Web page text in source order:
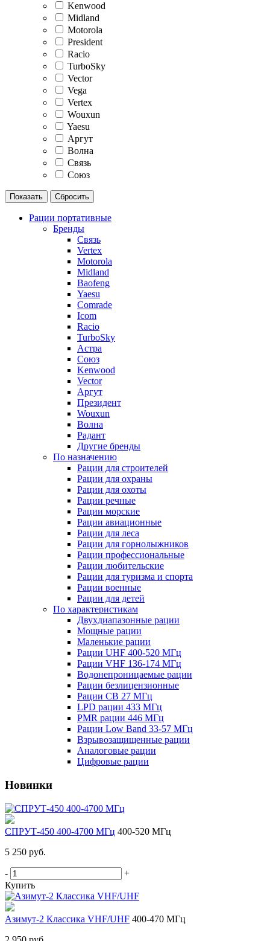
Kenwood
Midland
Motorola
President
Racio
TurboSky
Vector
Vega
Vertex
Wouxun
Yaesu
Аргут
Волна
Связь
Союз
Рации портативные
Бренды
Связь
Vertex
Motorola
Midland
Baofeng
Yaesu
Comrade
Icom
Racio
TurboSky
Астра
Союз
Kenwood
Vector
Аргут
Президент
Wouxun
Волна
Радант
Другие бренды
По назначению
Рации для строителей
Рации для охраны
Рации для охоты
Рации речные
Рации морские
Рации авиационные
Рации для леса
Рации для горнолыжников
Рации профессиональные
Рации любительские
Рации для туризма и спорта
Рации военные
Рации для детей
По характеристикам
Двухдиапазонные рации
Мощные рации
Маленькие рации
Рации UHF 400-520 МГц
Рации VHF 136-174 МГц
Водонепроницаемые рации
Рации безлицензионные
Рации CB 27 МГц
LPD рации 433 МГц
PMR рации 446 МГц
Рации Low Band 33-57 МГц
Взрывозащищенные рации
Аналоговые рации
Цифровые рации
Новинки
СПРУТ-450 400-4700 МГц 400-520 МГц
5 250 руб.
-
+
Купить
Азимут-2 Классика VHF/UHF 400-470 МГц